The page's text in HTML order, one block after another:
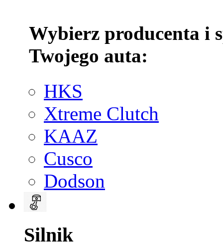
Wybierz producenta i
Twojego auta:
HKS
Xtreme Clutch
KAAZ
Cusco
Dodson
Silnik